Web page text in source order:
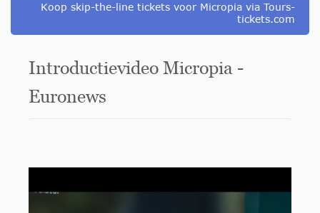
Koop skip-the-line tickets voor Micropia via Tours-
tickets.com
Introductievideo Micropia -
Euronews